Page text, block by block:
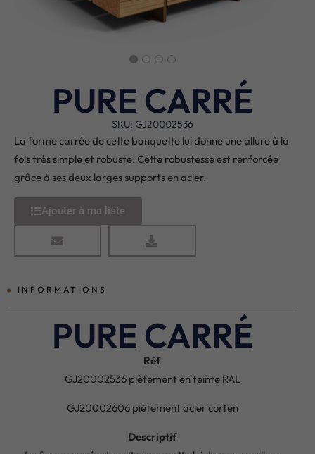
PURE CARRÉ
SKU: GJ20002536
La forme carrée de cette banquette lui donne une allure à la
fois très simple et robuste. Cette robustesse est renforcée
grâce à ses deux larges supports en acier.
Ajouter à ma liste
INFORMATIONS
PURE CARRÉ
Réf
GJ20002536 piètement en teinte RAL
GJ20002606 piètement acier corten
Descriptif